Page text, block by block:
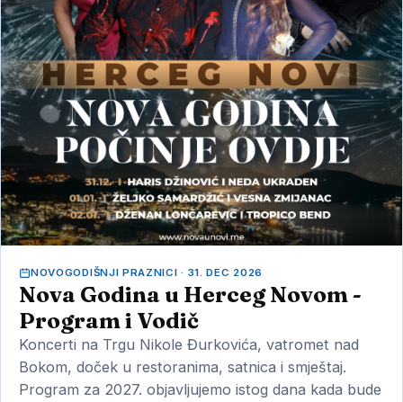
NOVOGODIŠNJI PRAZNICI · 31. DEC 2026
Nova Godina u Herceg Novom -
Program i Vodič
Koncerti na Trgu Nikole Đurkovića, vatromet nad
Bokom, doček u restoranima, satnica i smještaj.
Program za 2027. objavljujemo istog dana kada bude